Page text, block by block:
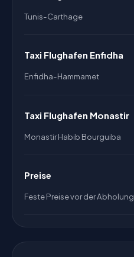
Tunis-Carthage
Taxi Flughafen Enfidha
Enfidha-Hammamet
Taxi Flughafen Monastir
Monastir Habib Bourguiba
Preise
Feste Preise vor der Abholung